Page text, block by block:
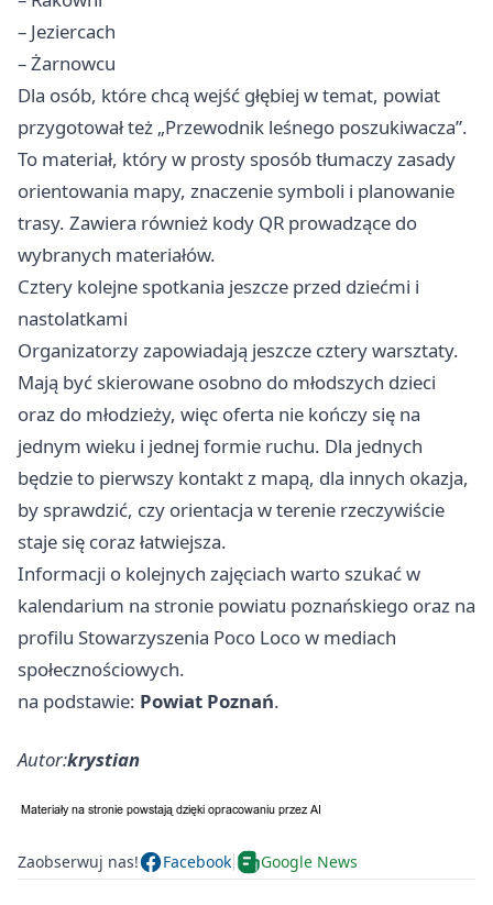
– Jeziercach
– Żarnowcu
Dla osób, które chcą wejść głębiej w temat, powiat
przygotował też „Przewodnik leśnego poszukiwacza”.
To materiał, który w prosty sposób tłumaczy zasady
orientowania mapy, znaczenie symboli i planowanie
trasy. Zawiera również kody QR prowadzące do
wybranych materiałów.
Cztery kolejne spotkania jeszcze przed dziećmi i
nastolatkami
Organizatorzy zapowiadają jeszcze cztery warsztaty.
Mają być skierowane osobno do młodszych dzieci
oraz do młodzieży, więc oferta nie kończy się na
jednym wieku i jednej formie ruchu. Dla jednych
będzie to pierwszy kontakt z mapą, dla innych okazja,
by sprawdzić, czy orientacja w terenie rzeczywiście
staje się coraz łatwiejsza.
Informacji o kolejnych zajęciach warto szukać w
kalendarium na stronie powiatu poznańskiego oraz na
profilu Stowarzyszenia Poco Loco w mediach
społecznościowych.
na podstawie: Powiat Poznań.
Autor:krystian
Zaobserwuj nas! Facebook Google News